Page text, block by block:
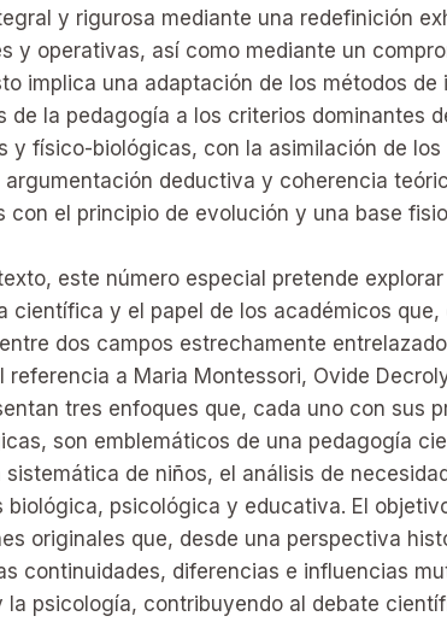
y rigurosa mediante una redefinición
y operativas, así como mediante un
implica una adaptación de los métodos
de la pedagogía a los criterios dominantes
y físico-biológicas, con la asimilación de
deductiva y coherencia
con el principio de evolución y una base
este número especial pretende
científica y el papel de los académicos
dos campos estrechamente
referencia a Maria Montessori, Ovide
tres enfoques que, cada uno con sus
son emblemáticos de una pedagogía
sistemática de niños, el análisis de
biológica, psicológica y educativa. El
originales que, desde una perspectiva
continuidades, diferencias e influencias
la psicología, contribuyendo al debate